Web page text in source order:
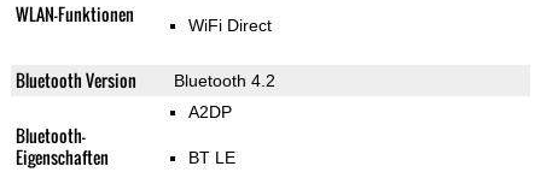
WLAN-Funktionen WiFi Direct
Bluetooth Version Bluetooth 4.2
Bluetooth-
Eigenschaften
A2DP
BT LE